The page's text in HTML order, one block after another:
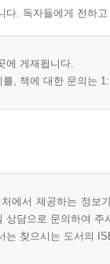
다. 독자들에게 전하
에 게재됩니다.
, 책에 대한 문의는
에서 제공하는 정
상담으로 문의하여 주
는 찾으시는 도서의